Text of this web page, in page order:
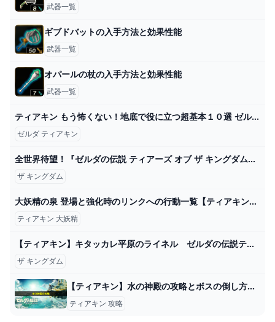
武器一覧
ギブドバットの入手方法と効果性能
武器一覧
オパールの杖の入手方法と効果性能
武器一覧
ティアキン もう怖くない！地底で役に立つ超基本１０選 ゼルダの伝説 ティアーズ オブ ザ キングダム - YouTube
ゼルダ ティアキン
全世界待望！『ゼルダの伝説 ティアーズ オブ ザ キングダム』発売直前―海外ではすでに店頭に並ぶファンの姿も Game*Spark - 国内・海外ゲーム情報サイト
ザ キングダム
大妖精の泉 登場と強化時のリンクへの行動一覧【ティアキン】 - イマカラ
ティアキン 大妖精
【ティアキン】キタッカレ平原のライネル ゼルダの伝説ティアーズオブ ザキングダム #ゼルダの伝説 #ティアキン #zelda - YouTube
ザ キングダム
【ティアキン】水の神殿の攻略とボスの倒し方｜行き方や水車(水栓)の動かし方 ワイトのゲーム案内所
ティアキン 攻略